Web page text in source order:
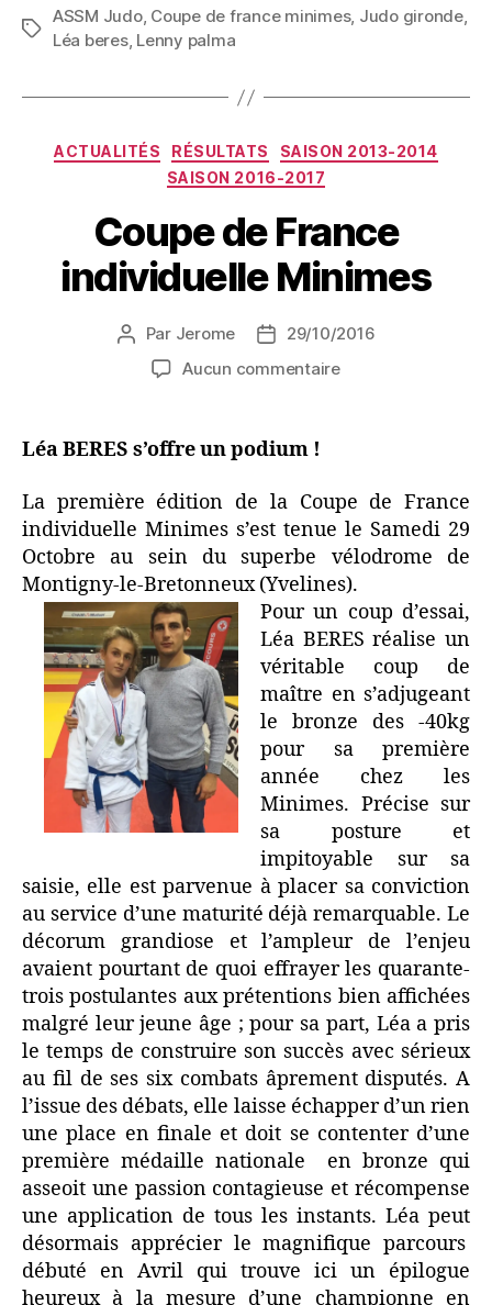
ASSM Judo, Coupe de france minimes, Judo gironde,
Léa beres, Lenny palma
ACTUALITÉS RÉSULTATS
SAISON 2013-2014
SAISON 2016-2017
Coupe de France
individuelle Minimes
Par Jerome
29/10/2016
Aucun commentaire
Léa BERES s’offre un podium !
La première édition de la Coupe de France
individuelle Minimes s’est tenue le Samedi 29
Octobre au sein du superbe vélodrome de
Montigny-le-Bretonneux (Yvelines).
Pour un coup d’essai,
Léa BERES réalise un
véritable coup de
maître en s’adjugeant
le bronze des -40kg
pour sa première
année chez les
Minimes. Précise sur
sa posture et
impitoyable sur sa
saisie, elle est parvenue à placer sa conviction
au service d’une maturité déjà remarquable. Le
décorum grandiose et l’ampleur de l’enjeu
avaient pourtant de quoi effrayer les quarante-
trois postulantes aux prétentions bien affichées
malgré leur jeune âge ; pour sa part, Léa a pris
le temps de construire son succès avec sérieux
au fil de ses six combats âprement disputés. A
l’issue des débats, elle laisse échapper d’un rien
une place en finale et doit se contenter d’une
première médaille nationale en bronze qui
asseoit une passion contagieuse et récompense
une application de tous les instants. Léa peut
désormais apprécier le magnifique parcours
débuté en Avril qui trouve ici un épilogue
heureux à la mesure d’une championne en